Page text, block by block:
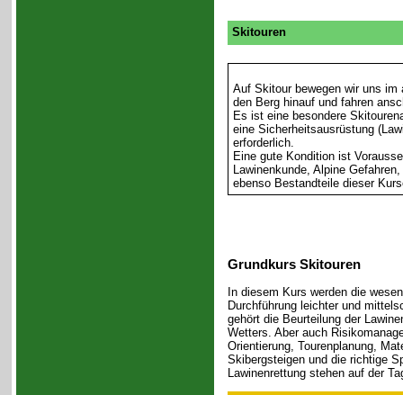
Skitouren
Auf Skitour bewegen wir uns
den Berg hinauf und fahren
Es ist eine besondere
eine Sicherheitsausrüstung
erforderlich.
Eine gute Kondition ist
Lawinenkunde, Alpine
ebenso Bestandteile dieser
Grundkurs Skitouren
In diesem Kurs werden die
Durchführung leichter und
gehört die Beurteilung der
Wetters. Aber auch
Orientierung, Tourenplanung,
Skibergsteigen und die richtige
Lawinenrettung stehen auf der